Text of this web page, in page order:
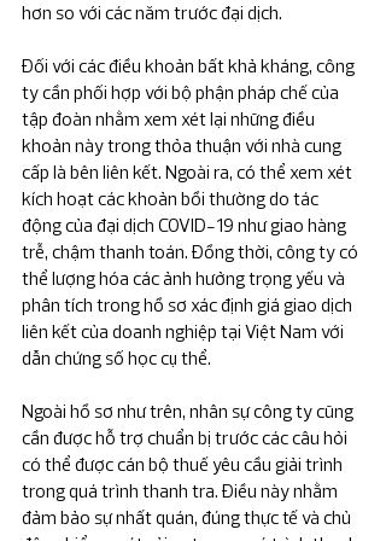
hơn so với các năm trước đại dịch.
Đối với các điều khoản bất khả kháng, công
ty cần phối hợp với bộ phận pháp chế của
tập đoàn nhằm xem xét lại những điều
khoản này trong thỏa thuận với nhà cung
cấp là bên liên kết. Ngoài ra, có thể xem xét
kích hoạt các khoản bồi thường do tác
động của đại dịch COVID-19 như giao hàng
trễ, chậm thanh toán. Đồng thời, công ty có
thể lượng hóa các ảnh hưởng trọng yếu và
phân tích trong hồ sơ xác định giá giao dịch
liên kết của doanh nghiệp tại Việt Nam với
dẫn chứng số học cụ thể.
Ngoài hồ sơ như trên, nhân sự công ty cũng
cần được hỗ trợ chuẩn bị trước các câu hỏi
có thể được cán bộ thuế yêu cầu giải trình
trong quá trình thanh tra. Điều này nhằm
đảm bảo sự nhất quán, đúng thực tế và chủ